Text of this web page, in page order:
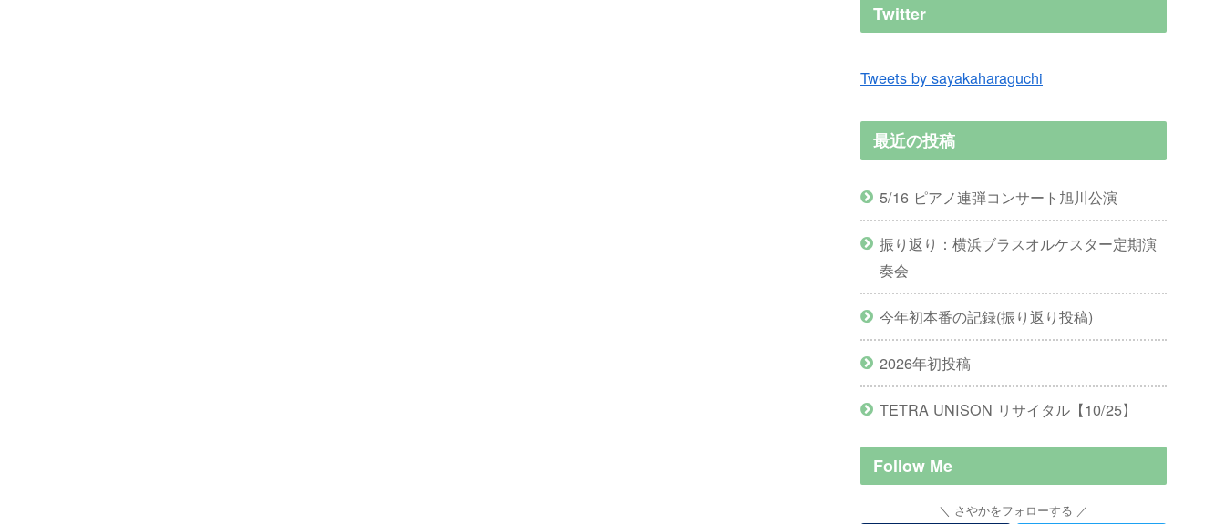
Twitter
Tweets by sayakaharaguchi
最近の投稿
5/16 ピアノ連弾コンサート旭川公演
振り返り：横浜ブラスオルケスター定期演
奏会
今年初本番の記録(振り返り投稿)
2026年初投稿
TETRA UNISON リサイタル【10/25】
Follow Me
さやかをフォローする